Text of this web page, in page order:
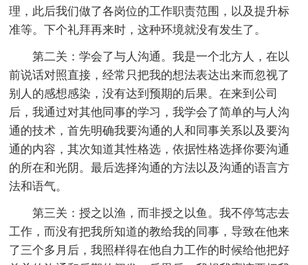
理，此后我们做了各岗位的工作职责范围，以及提升标
准等。下个礼拜再来时，这种环境就没有发生了。
第二关：学会了与人沟通。我是一个北方人，在以
前说话对照直接，经常只把我的想法表达出来而忽视了
别人的感想感染，没有达到预期的后果。在来到公司
后，我通过对其他同事的学习，我学会了简单的与人沟
通的技术，首先明确我要沟通的人和同事关系以及要沟
通的内容，其次知道其性格选，依据性格选择你要沟通
的所在和光阴。最后选择沟通的方法以及沟通的语言方
法和语气。
第三关：授之以渔，而非授之以鱼。我不停笃志去
工作，而没有把我所知道的教给我的同事，导致在他来
了三个多月后，我照样得在他自力工作的时候给他把好